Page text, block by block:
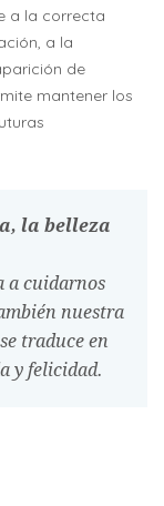
a la correcta
a la
de
mantener los
la belleza
a cuidarnos
nuestra
traduce en
y felicidad.